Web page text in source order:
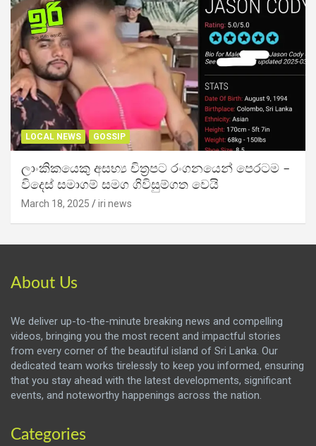
LOCAL NEWS GOSSIP
ලාංකිකයෙකු අසභ්‍ය චිත්‍රපට රංගනයෙන් පෙරටම –
විදෙස් සමාගම් සමග ගිවිසුම්ගත වෙයි
March 18, 2025 iri news
About Us
We deliver up-to-the-minute breaking news and compelling
videos, bringing you the most recent and impactful stories
from every corner of the beautiful island of Sri Lanka. Our
dedicated team works tirelessly to keep you informed, ensuring
that you stay ahead with the latest developments, significant
events, and noteworthy happenings across the nation.
Categories